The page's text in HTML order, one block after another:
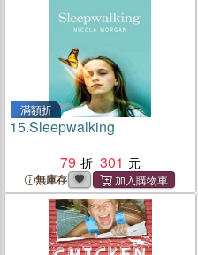
滿額折
15.Sleepwalking
79
301
無庫存